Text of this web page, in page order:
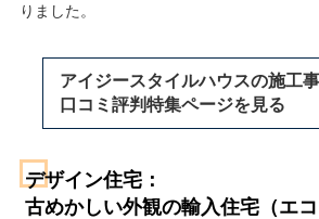
りました。
アイジースタイルハウスの施工事
口コミ評判特集ページを見る
デザイン住宅：
古めかしい外観の輸入住宅（エコ